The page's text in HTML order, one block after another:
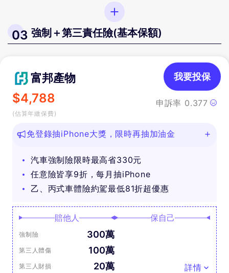
03 強制＋第三責任險(基本保額)
富邦產物
$4,788
(估算年繳保費)
申訴率 0.377
我要投保
免登錄抽iPhone大獎，限時再抽加油金
汽車強制險限時最高省330元
任意險皆享9折，每月抽iPhone
乙、丙式車體險約駕最低81折超優惠
賠他人
強制險 300萬
第三人體傷 100萬
第三人財損 20萬
保自己
詳情